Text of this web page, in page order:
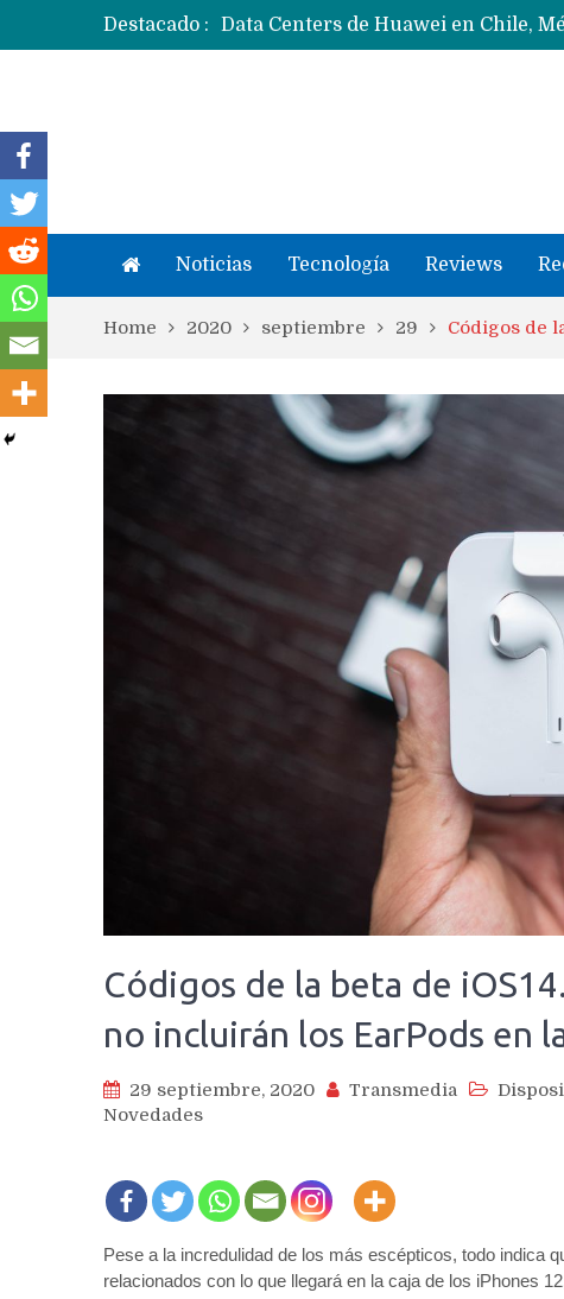
Destacado :
Noticias Tecnología Reviews
Home 2020 septiembre 29 Códigos de
Códigos de la beta de
no incluirán los EarPods en
29 septiembre, 2020 Transmedia
Novedades
Pese a la incredulidad de los más escépticos, todo indica
relacionados con lo que llegará en la caja de los iPhones